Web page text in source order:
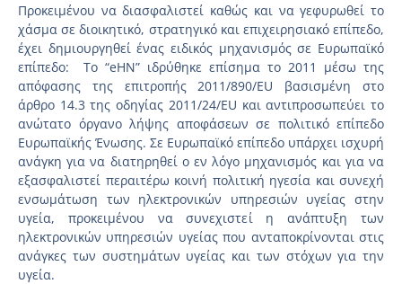
Προκειμένου να διασφαλιστεί καθώς και να γεφυρωθεί το
χάσμα σε διοικητικό, στρατηγικό και επιχειρησιακό επίπεδο,
έχει δημιουργηθεί ένας ειδικός μηχανισμός σε Ευρωπαϊκό
επίπεδο: To “eHN” ιδρύθηκε επίσημα το 2011 μέσω της
απόφασης της επιτροπής 2011/890/EU βασισμένη στο
άρθρο 14.3 της οδηγίας 2011/24/EU και αντιπροσωπεύει το
ανώτατο όργανο λήψης αποφάσεων σε πολιτικό επίπεδο
Ευρωπαϊκής Ένωσης. Σε Ευρωπαϊκό επίπεδο υπάρχει ισχυρή
ανάγκη για να διατηρηθεί ο εν λόγο μηχανισμός και για να
εξασφαλιστεί περαιτέρω κοινή πολιτική ηγεσία και συνεχή
ενσωμάτωση των ηλεκτρονικών υπηρεσιών υγείας στην
υγεία, προκειμένου να συνεχιστεί η ανάπτυξη των
ηλεκτρονικών υπηρεσιών υγείας που ανταποκρίνονται στις
ανάγκες των συστημάτων υγείας και των στόχων για την
υγεία.